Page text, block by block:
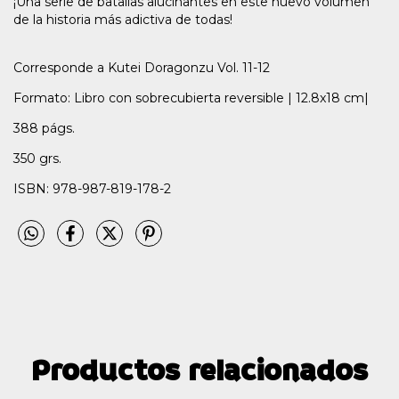
de la historia más adictiva de todas!
Corresponde a Kutei Doragonzu Vol. 11-12
Formato: Libro con sobrecubierta reversible | 12.8x18 cm|
388 págs.
350 grs.
ISBN: 978-987-819-178-2
Productos relacionados